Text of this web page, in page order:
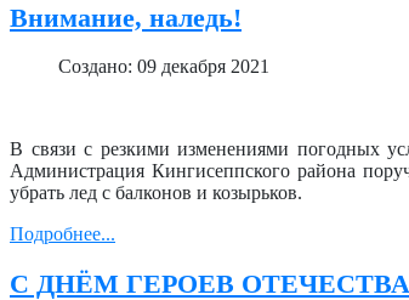
Внимание, наледь!
Создано: 09 декабря 2021
В связи с резкими изменениями погодных
Администрация Кингисеппского района
убрать лед с балконов и козырьков.
Подробнее...
С ДНЁМ ГЕРОЕВ